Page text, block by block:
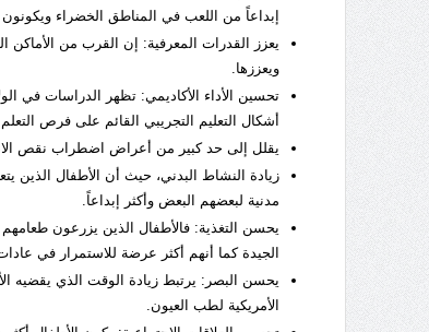
إبداعاً من اللعب في المناطق الخضراء ويكونون
يعزز القدرات المعرفية: إن القرب من الأماكن
ويعززها.
تحسين الأداء الأكاديمي: تظهر الدراسات في
أشكال التعليم التجريبي القائم على فرص
يقلل إلى حد كبير من أعراض اضطراب نقص
زيادة النشاط البدني، حيث أن الأطفال الذين
مدنية لبعضهم البعض وأكثر إبداعاً.
يحسن التغذية: فالأطفال الذين يزرعون
الجيدة كما أنهم أكثر عرضة للاستمرار في
يحسن البصر: يرتبط زيادة الوقت الذي يقضيه
الأمريكية لطب العيون.